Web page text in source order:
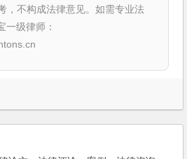
，不构成法律意见。如需专业法
一级律师：